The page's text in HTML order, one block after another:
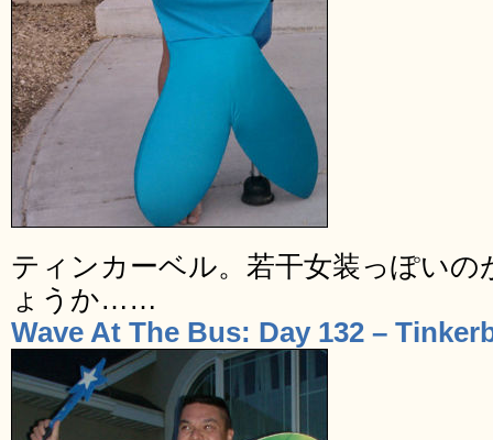
ティンカーベル。若干女装っぽい
ょうか……
Wave At The Bus: Day 132 –